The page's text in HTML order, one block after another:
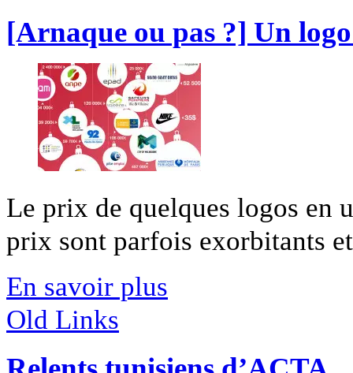
[Arnaque ou pas ?] Un
Le prix de quelques logos en
prix sont parfois exorbitants
En savoir plus
Old Links